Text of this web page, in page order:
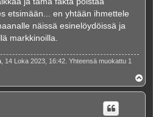
etsimään... en yhtään ihmettele
näissä esinelöydöissä ja
markkinoilla.
, 14 Loka 2023, 16:42. Yhteensä muokattu 1
l
ö